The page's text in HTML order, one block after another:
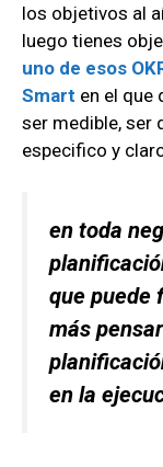
los objetivos al
luego tienes
uno de esos
Smart en el que
ser medible, ser
especifico y
en toda
que puede
más
en la